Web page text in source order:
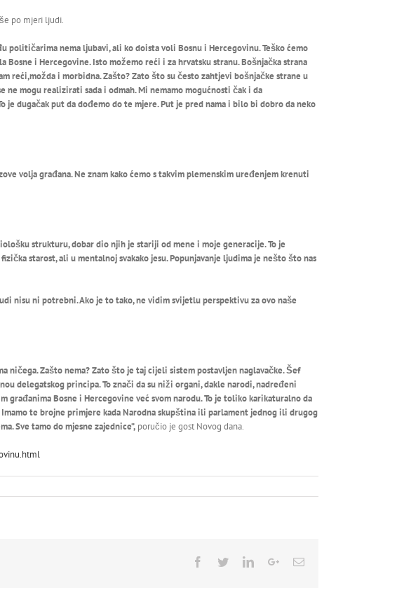
po mjeri ljudi.
političarima nema ljubavi, ali ko doista voli Bosnu i Hercegovinu. Teško ćemo
i Hercegovine. Isto možemo reći i za hrvatsku stranu. Bošnjačka strana
reći,možda i morbidna. Zašto? Zato što su često zahtjevi bošnjačke strane u
mogu realizirati sada i odmah. Mi nemamo mogućnosti čak i da
dugačak put da dođemo do te mjere. Put je pred nama i bilo bi dobro da neko
volja građana. Ne znam kako ćemo s takvim plemenskim uređenjem krenuti
strukturu, dobar dio njih je stariji od mene i moje generacije. To je
starost, ali u mentalnoj svakako jesu. Popunjavanje ljudima je nešto što nas
nisu ni potrebni. Ako je to tako, ne vidim svijetlu perspektivu za ovo naše
ničega. Zašto nema? Zato što je taj cijeli sistem postavljen naglavačke. Šef
delegatskog principa. To znači da su niži organi, dakle narodi, nadređeni
građanima Bosne i Hercegovine već svom narodu. To je toliko karikaturalno da
te brojne primjere kada Narodna skupština ili parlament jednog ili drugog
Sve tamo do mjesne zajednice”, poručio je gost Novog dana.
Facebook
TwitterLinkedinGoogle+Email